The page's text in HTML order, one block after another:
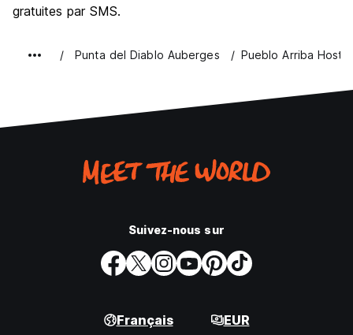
gratuites par SMS.
Punta del Diablo Auberges Pueblo Arriba Hostel
Suivez-nous sur
Français EUR